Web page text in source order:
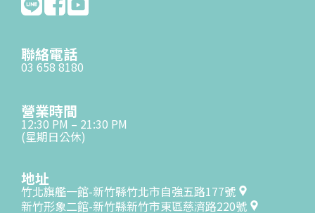
聯絡電話
03 658 8180
營業時間
12:30 PM – 21:30 PM
(星期日公休)
地址
竹北旗艦一館-新竹縣竹北市自強五路177號
新竹形象二館-新竹縣新竹市東區慈濟路220號